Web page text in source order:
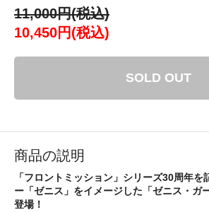
11,000円(税込)
10,450円(税込)
SOLD OUT
商品の説明
「フロントミッション」シリーズ30周年を
ー「ゼニス」をイメージした「ゼニス・ガ
登場！